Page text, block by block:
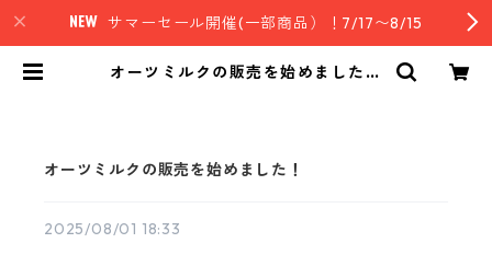
サマーセール開催(一部商品）！7/17〜8/15
オーツミルクの販売を始めました！
オーツミルクの販売を始めました！
2025/08/01 18:33